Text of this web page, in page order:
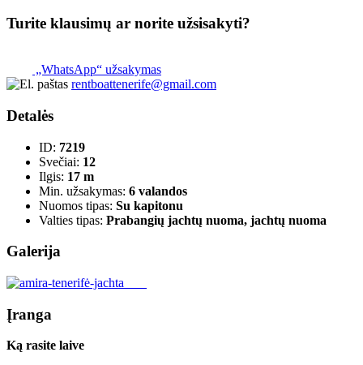
Turite klausimų ar norite užsisakyti?
„WhatsApp“ užsakymas
rentboattenerife@gmail.com
Detalės
ID: 7219
Svečiai: 12
Ilgis: 17 m
Min. užsakymas: 6 valandos
Nuomos tipas: Su kapitonu
Valties tipas: Prabangių jachtų nuoma, jachtų nuoma
Galerija
Įranga
Ką rasite laive